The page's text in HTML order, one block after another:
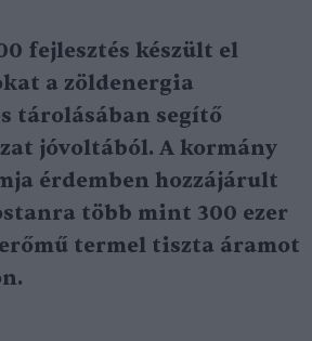
fejlesztés készült el
a zöldenergia
tárolásában segítő
jóvoltából. A kormány
érdemben hozzájárult
több mint 300 ezer
termel tiszta áramot